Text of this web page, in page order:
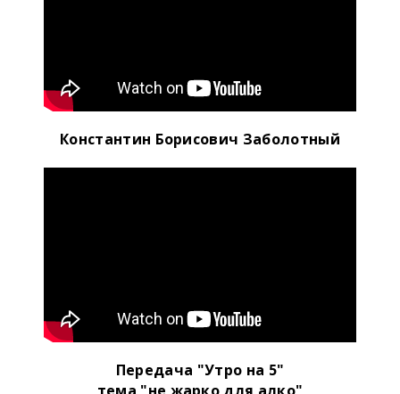
Константин Борисович Заболотный
Передача "Утро на 5"